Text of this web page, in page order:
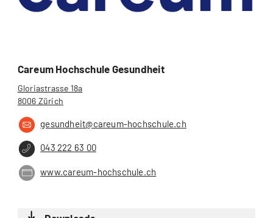
Careum Hochschule Gesundheit
Gloriastrasse 18a
8006 Zürich
gesundheit@careum-hochschule.ch
043 222 63 00
www.careum-hochschule.ch